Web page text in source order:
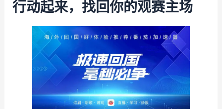
行动起来，找回你的观赛主场